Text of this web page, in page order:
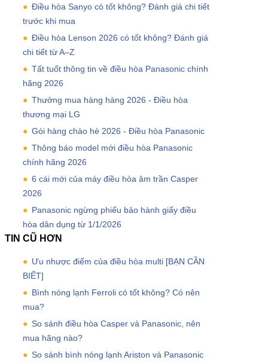
Điều hòa Sanyo có tốt không? Đánh giá chi tiết
trước khi mua
Điều hòa Lenson 2026 có tốt không? Đánh giá
chi tiết từ A–Z
Tất tuốt thông tin về điều hòa Panasonic chính
hãng 2026
Thưởng mua hàng hàng 2026 - Điều hòa
thương mại LG
Gói hàng chào hè 2026 - Điều hòa Panasonic
Thông báo model mới điều hòa Panasonic
chính hãng 2026
6 cái mới của máy điều hòa âm trần Casper
2026
Panasonic ngừng phiếu bảo hành giấy điều
hòa dân dụng từ 1/1/2026
TIN CŨ HƠN
Ưu nhược điểm của điều hòa multi [BẠN CẦN
BIẾT]
Bình nóng lạnh Ferroli có tốt không? Có nên
mua?
So sánh điều hòa Casper và Panasonic, nên
mua hãng nào?
So sánh bình nóng lạnh Ariston và Panasonic